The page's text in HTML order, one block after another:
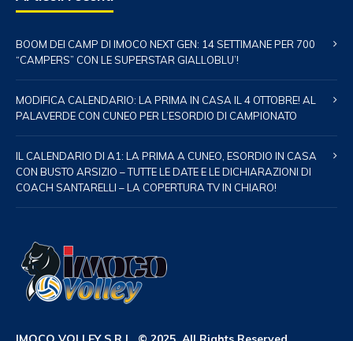
BOOM DEI CAMP DI IMOCO NEXT GEN: 14 SETTIMANE PER 700
“CAMPERS” CON LE SUPERSTAR GIALLOBLU’!
MODIFICA CALENDARIO: LA PRIMA IN CASA IL 4 OTTOBRE! AL
PALAVERDE CON CUNEO PER L’ESORDIO DI CAMPIONATO
IL CALENDARIO DI A1: LA PRIMA A CUNEO, ESORDIO IN CASA
CON BUSTO ARSIZIO – TUTTE LE DATE E LE DICHIARAZIONI DI
COACH SANTARELLI – LA COPERTURA TV IN CHIARO!